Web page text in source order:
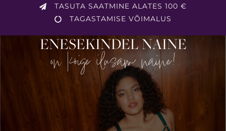
TASUTA SAATMINE ALATES 100 €
TAGASTAMISE VÕIMALUS
ENESEKINDEL NAINE
on kõige ilusam naine!